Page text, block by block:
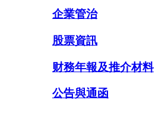
企業管治
股票資訊
财務年報及推介材料
公告與通函